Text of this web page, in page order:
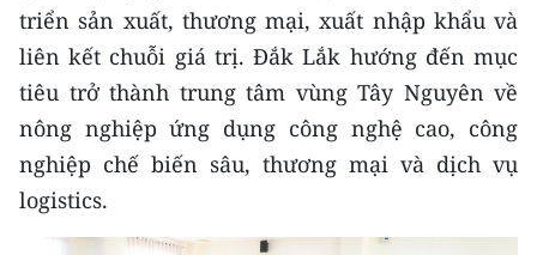
NHÂN DÂN CUỐI TUẦN
NHÂN DÂN HẰNG THÁNG
MUA BÁO
ĐỌC BÁO IN
triển sản xuất, thương mại, xuất nhập khẩu và
liên kết chuỗi giá trị. Đắk Lắk hướng đến mục
tiêu trở thành trung tâm vùng Tây Nguyên về
nông nghiệp ứng dụng công nghệ cao, công
nghiệp chế biến sâu, thương mại và dịch vụ
logistics.